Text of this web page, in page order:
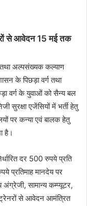
से आवेदन 15 मई तक
अल्पसंख्यक कल्याण
के पिछड़ा वर्ग तथा
वर्ग के युवाओं को सैन्य बल
सुरक्षा एजेंसियों में भर्ती हेतु
पर कन्या एवं बालक हेतु
है।
दर 500 रुपये प्रति
प्रतिमाह मानदेय पर
अंग्रेजी, सामान्य कम्प्यूटर,
ट्रेनरों से आवेदन आमंत्रित